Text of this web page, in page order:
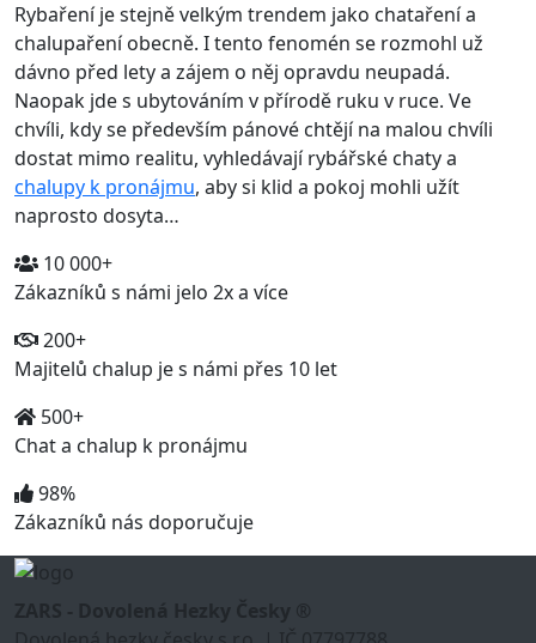
Rybaření je stejně velkým trendem jako chataření a
chalupaření obecně. I tento fenomén se rozmohl už
dávno před lety a zájem o něj opravdu neupadá.
Naopak jde s ubytováním v přírodě ruku v ruce. Ve
chvíli, kdy se především pánové chtějí na malou chvíli
dostat mimo realitu, vyhledávají rybářské chaty a
chalupy k pronájmu, aby si klid a pokoj mohli užít
naprosto dosyta…
10 000+
Zákazníků s námi jelo 2x a více
200+
Majitelů chalup je s námi přes 10 let
500+
Chat a chalup k pronájmu
98%
Zákazníků nás doporučuje
ZARS - Dovolená Hezky Česky ®